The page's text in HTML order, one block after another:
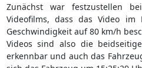
Zunächst war festzustellen
Videofilms, dass das Video
Geschwindigkeit auf 80 km/h
Videos sind also die
erkennbar und auch das